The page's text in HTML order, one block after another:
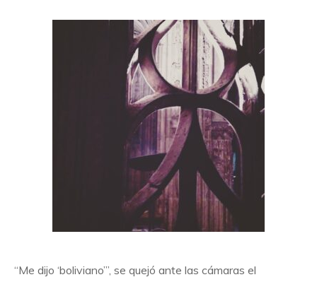
“Me dijo ‘boliviano’”, se quejó ante las cámaras el